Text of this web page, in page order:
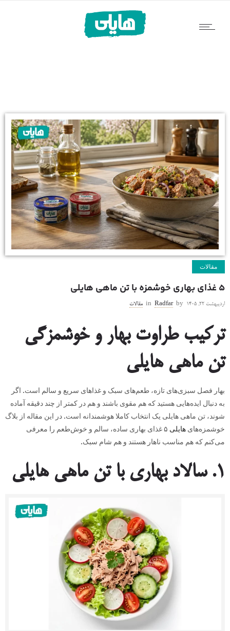
مقالات
۵ غذای بهاری خوشمزه با تن ماهی هایلی
اردیبهشت ۲۲, ۱۴۰۵ by
Radfar
in مقالات
ترکیب طراوت بهار و خوشمزگی
تن ماهی هایلی
بهار فصل سبزی‌های تازه، طعم‌های سبک و غذاهای سریع و سالم است. اگر
به دنبال ایده‌هایی هستید که هم مقوی باشند و هم در کمتر از چند دقیقه آماده
شوند، تن ماهی هایلی یک انتخاب کاملا هوشمندانه است. در این مقاله از بلاگ
خوشمزه‌های هایلی
۵ غذای بهاری ساده، سالم و خوش‌طعم را معرفی
می‌کنم که هم مناسب ناهار هستند و هم شام سبک.
۱. سالاد بهاری با تن ماهی هایلی